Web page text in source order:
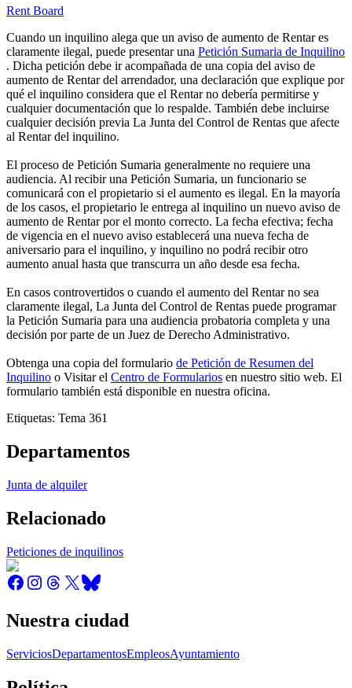
Rent Board
Cuando un inquilino alega que un aviso de aumento de Rentar es
claramente ilegal, puede presentar una Petición Sumaria de Inquilino
. Dicha petición debe ir acompañada de una copia del aviso de
aumento de Rentar del arrendador, una declaración que explique por
qué el inquilino considera que el Rentar no debería permitirse y
cualquier documentación que lo respalde. También debe incluirse
cualquier decisión previa La Junta del Control de Rentas que afecte
al Rentar del inquilino.
El proceso de Petición Sumaria generalmente no requiere una
audiencia. Al recibir una Petición Sumaria, un funcionario se
comunicará con el propietario si el aumento es ilegal. En la mayoría
de los casos, el propietario le entrega al inquilino un nuevo aviso de
aumento de Rentar por el monto correcto. La fecha efectiva; fecha
de vigencia en el nuevo aviso establecerá una nueva fecha de
aniversario para el inquilino, y inquilino no podrá recibir otro
aumento anual hasta que transcurra un año desde esa fecha.
En casos controvertidos o cuando el aumento del Rentar no sea
claramente ilegal, La Junta del Control de Rentas puede programar
la Petición Sumaria para una audiencia probatoria completa y una
decisión por parte de un Juez de Derecho Administrativo.
Obtenga una copia del formulario de Petición de Resumen del
Inquilino o Visitar el Centro de Formularios en nuestro sitio web. El
formulario también está disponible en nuestra oficina.
Etiquetas: Tema 361
Departamentos
Junta de alquiler
Relacionado
Peticiones de inquilinos
Nuestra ciudad
ServiciosDepartamentosEmpleosAyuntamiento